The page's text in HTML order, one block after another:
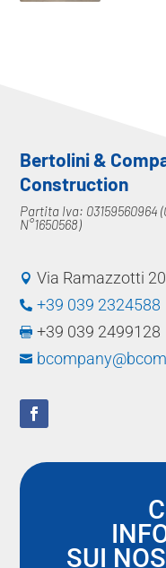
Bertolini &
Construction
Partita Iva: 03159560964
N°1650568)
 Via Ramazzotti
 +39 039 2324588
 +39 039 2499128

SUI